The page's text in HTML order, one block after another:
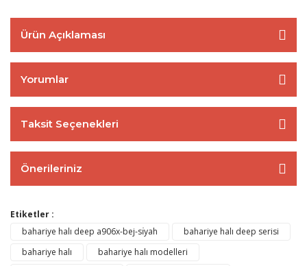
Ürün Açıklaması
Yorumlar
Taksit Seçenekleri
Önerileriniz
Etiketler :
bahariye halı deep a906x-bej-sı̇yah
bahariye halı deep serisi
bahariye halı
bahariye halı modelleri